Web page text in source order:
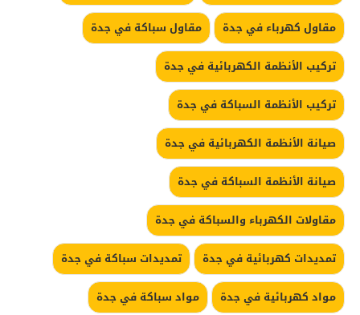
مقاول كهرباء في جدة
مقاول سباكة في جدة
تركيب الأنظمة الكهربائية في جدة
تركيب الأنظمة السباكة في جدة
صيانة الأنظمة الكهربائية في جدة
صيانة الأنظمة السباكة في جدة
مقاولات الكهرباء والسباكة في جدة
تمديدات كهربائية في جدة
تمديدات سباكة في جدة
مواد كهربائية في جدة
مواد سباكة في جدة